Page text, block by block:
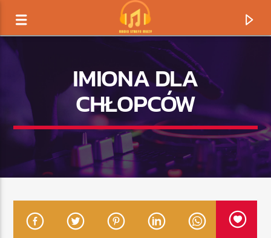
TERAZ GRAMY
IMIONA DLA
CHŁOPCÓW